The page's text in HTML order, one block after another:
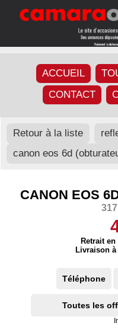
ACCUEIL
CONTACT
Retour à la liste
canon eos 6d
CANON EOS
Retrait
Livraison
Téléphone
Toutes les